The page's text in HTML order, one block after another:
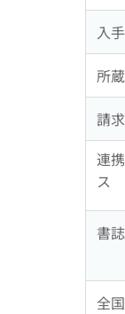
入
所
請
連
ス
書
全